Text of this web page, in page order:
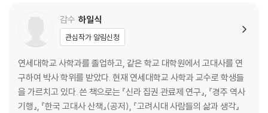
감수 하일식
관심작가 알림신청
연세대학교 사학과를 졸업하고, 같은 학교 대학원에서 고대사를 연
구하여 박사 학위를 받았다. 현재 연세대학교 사학과 교수로 학생들
을 가르치고 있다. 쓴 책으로는 『신라 집권 관료제 연구』, 『경주 역사
기행』, 『한국 고대사 산책』(공저), 『고려시대 사람들의 삶과 생각』